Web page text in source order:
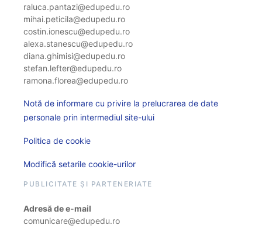
raluca.pantazi@edupedu.ro
mihai.peticila@edupedu.ro
costin.ionescu@edupedu.ro
alexa.stanescu@edupedu.ro
diana.ghimisi@edupedu.ro
stefan.lefter@edupedu.ro
ramona.florea@edupedu.ro
Notă de informare cu privire la prelucrarea de date
personale prin intermediul site-ului
Politica de cookie
Modifică setarile cookie-urilor
PUBLICITATE ȘI PARTENERIATE
Adresă de e-mail
comunicare@edupedu.ro